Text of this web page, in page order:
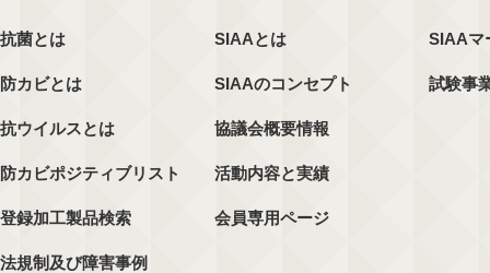
抗菌とは
防カビとは
抗ウイルスとは
防カビポジティブリスト
登録加工製品検索
法規制及び障害事例
SIAAとは
SIAAのコンセプト
協議会概要情報
活動内容と実績
会員専用ページ
SIAAマ
試験事